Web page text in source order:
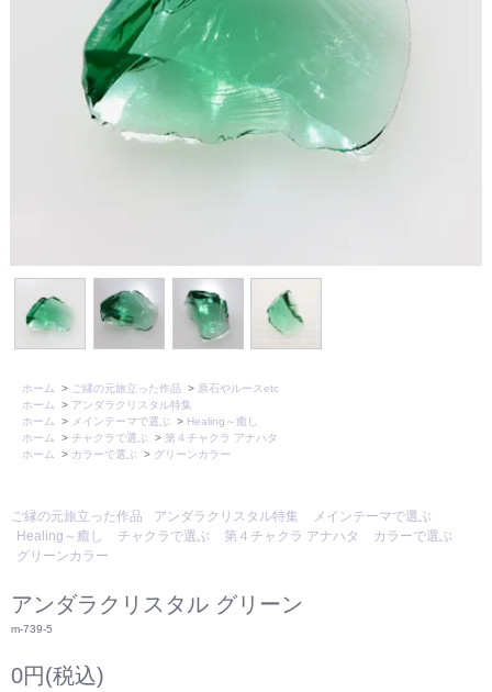
ホーム > ご縁の元旅立った作品 > 原石やルースetc
ホーム
> アンダラクリスタル特集
ホーム
> メインテーマで選ぶ > Healing～癒し
ホーム
> チャクラで選ぶ > 第４チャクラ アナハタ
ホーム
> カラーで選ぶ > グリーンカラー
ご縁の元旅立った作品 アンダラクリスタル特集
メインテーマで選ぶ
Healing～癒し
チャクラで選ぶ 第４チャクラ アナハタ
カラーで選ぶ
グリーンカラー
アンダラクリスタル グリーン
m-739-5
0円(税込)